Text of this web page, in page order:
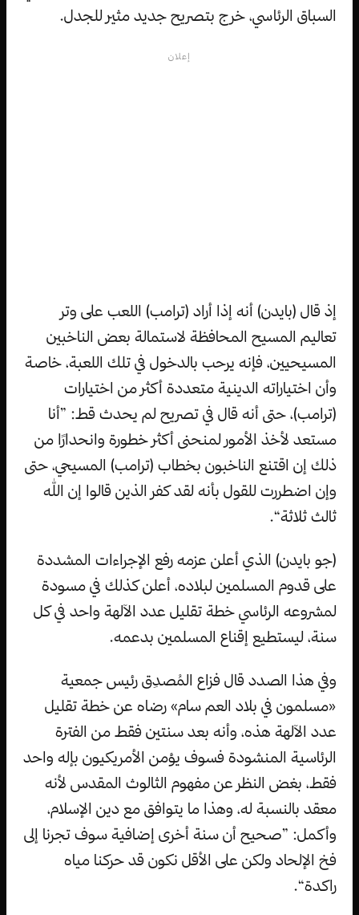
السباق الرئاسي، خرج بتصريح جديد مثير للجدل.
إعلان
إذ قال (بايدن) أنه إذا أراد (ترامب) اللعب على وتر
تعاليم المسيح المحافظة لاستمالة بعض الناخبين
المسيحيين، فإنه يرحب بالدخول في تلك اللعبة، خاصة
وأن اختياراته الدينية متعددة أكثر من اختيارات
(ترامب)، حتى أنه قال في تصريح لم يحدث قط: ”أنا
مستعد لأخذ الأمور لمنحنى أكثر خطورة وانحدارًا من
ذلك إن اقتنع الناخبون بخطاب (ترامب) المسيحي، حتى
وإن اضطررت للقول بأنه لقد كفر الذين قالوا إن الله
ثالث ثلاثة“.
(جو بايدن) الذي أعلن عزمه رفع الإجراءات المشددة
على قدوم المسلمين لبلاده، أعلن كذلك في مسودة
لمشروعه الرئاسي خطة تقليل عدد الآلهة واحد في كل
سنة، ليستطيع إقناع المسلمين بدعمه.
وفي هذا الصدد قال فزاع المُصدِق رئيس جمعية
«مسلمون في بلاد العم سام» رضاه عن خطة تقليل
عدد الآلهة هذه، وأنه بعد سنتين فقط من الفترة
الرئاسية المنشودة فسوف يؤمن الأمريكيون بإله واحد
فقط، بغض النظر عن مفهوم الثالوث المقدس لأنه
معقد بالنسبة له، وهذا ما يتوافق مع دين الإسلام،
وأكمل: ”صحيح أن سنة أخرى إضافية سوف تجرنا إلى
فخ الإلحاد ولكن على الأقل نكون قد حركنا مياه
راكدة“.